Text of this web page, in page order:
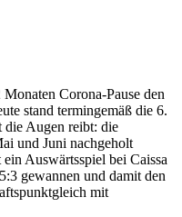
Corona-Pause den
stand termingemäß die 6.
die Augen reibt: die
und Juni nachgeholt
Auswärtsspiel bei Caissa
gewannen und damit den
mit